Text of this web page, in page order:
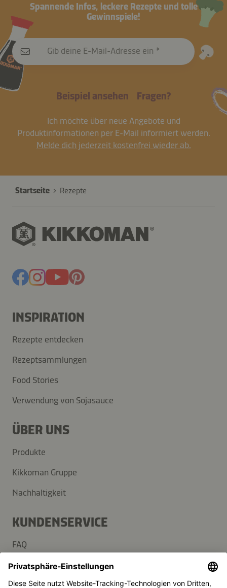
Spannende Infos, leckere Rezepte und tolle
Gewinnspiele!
Gib deine E-Mail-Adresse ein
Beispiel ansehen Fragen?
Ich möchte über neue Angebote und
Produktinformationen per E-Mail informiert werden.
Melde dich jederzeit kostenfrei wieder ab.
Startseite Rezepte
INSPIRATION
Rezepte entdecken
Rezeptsammlungen
Food Stories
Verwendung von Sojasauce
ÜBER UNS
Produkte
Kikkoman Gruppe
Nachhaltigkeit
KUNDENSERVICE
FAQ
Kontakt
Newsletter